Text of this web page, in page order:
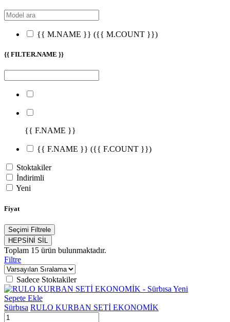
{{ M.NAME }} ({{ M.COUNT }})
{{ FILTER.NAME }}
{{ F.NAME }}
{{ F.NAME }} ({{ F.COUNT }})
Stoktakiler
İndirimli
Yeni
Fiyat
Seçimi Filtrele
HEPSİNİ SİL
Toplam 15 ürün bulunmaktadır.
Filtre
Sadece Stoktakiler
Yeni
Sepete Ekle
Sürbısa RULO KURBAN SETİ EKONOMİK